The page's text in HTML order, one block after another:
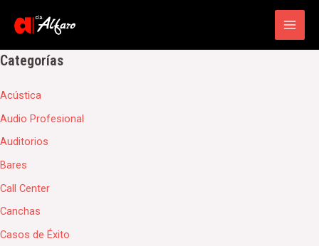
Main
Categorías
Acústica
Audio Profesional
Auditorios
Bares
Call Center
Canchas
Casos de Éxito